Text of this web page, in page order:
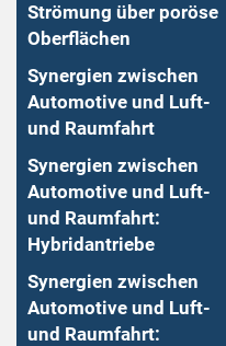
Strömung über poröse
Oberflächen
Synergien zwischen
Automotive und Luft-
und Raumfahrt
Synergien zwischen
Automotive und Luft-
und Raumfahrt:
Hybridantriebe
Synergien zwischen
Automotive und Luft-
und Raumfahrt: